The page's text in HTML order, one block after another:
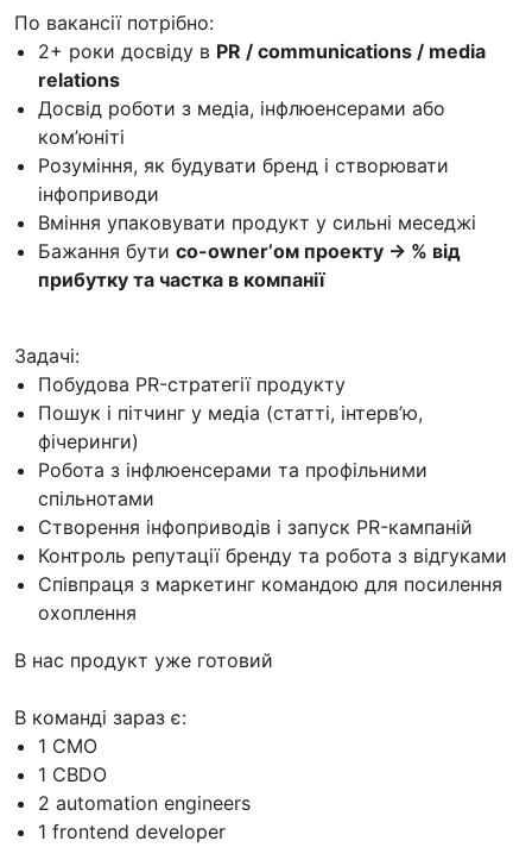
По вакансії потрібно:
2+ роки досвіду в PR / communications / media
relations
Досвід роботи з медіа, інфлюенсерами або
ком’юніті
Розуміння, як будувати бренд і створювати
інфоприводи
Вміння упаковувати продукт у сильні меседжі
Бажання бути co-owner’ом проекту → % від
прибутку та частка в компанії
Задачі:
Побудова PR-стратегії продукту
Пошук і пітчинг у медіа (статті, інтерв’ю,
фічеринги)
Робота з інфлюенсерами та профільними
спільнотами
Створення інфоприводів і запуск PR-кампаній
Контроль репутації бренду та робота з відгуками
Співпраця з маркетинг командою для посилення
охоплення
В нас продукт уже готовий
В команді зараз є:
1 CMO
1 CBDO
2 automation engineers
1 frontend developer